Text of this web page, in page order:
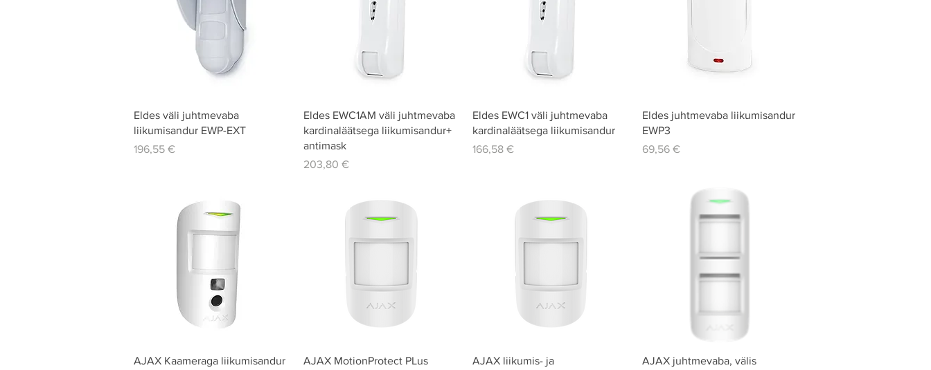
Quick View
Eldes väli juhtmevaba
liikumisandur EWP-EXT
Price
196,55 €
Quick View
Eldes EWC1AM väli juhtmevaba
kardinaläätsega liikumisandur+
antimask
Price
203,80 €
Quick View
Eldes EWC1 väli juhtmevaba
kardinaläätsega liikumisandur
Price
166,58 €
Quick View
Eldes juhtmevaba liikumisandur
EWP3
Price
69,56 €
Quick View
AJAX Kaameraga liikumisandur
Quick View
AJAX MotionProtect PLus
Quick View
AJAX liikumis- ja
Quick View
AJAX juhtmevaba, välis